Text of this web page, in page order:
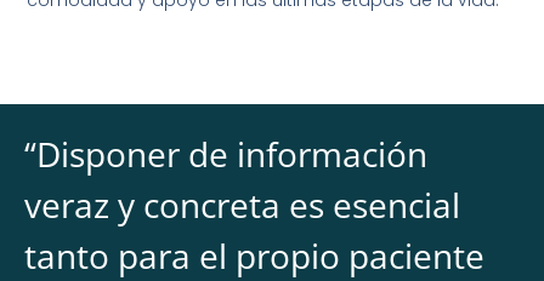
“Disponer de información
veraz y concreta es esencial
tanto para el propio paciente